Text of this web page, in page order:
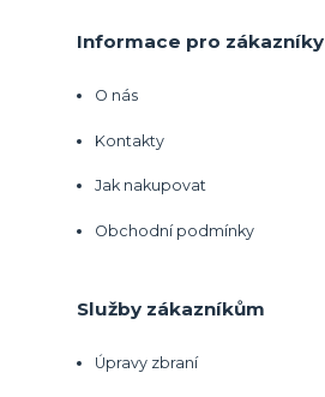
Informace pro zákazníky
O nás
Kontakty
Jak nakupovat
Obchodní podmínky
Služby zákazníkům
Úpravy zbraní